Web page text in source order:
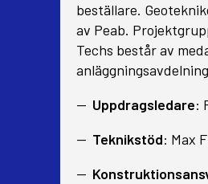
beställare.
av Peab.
Techs består av
Uppdragsledare:
Teknikstöd: Max